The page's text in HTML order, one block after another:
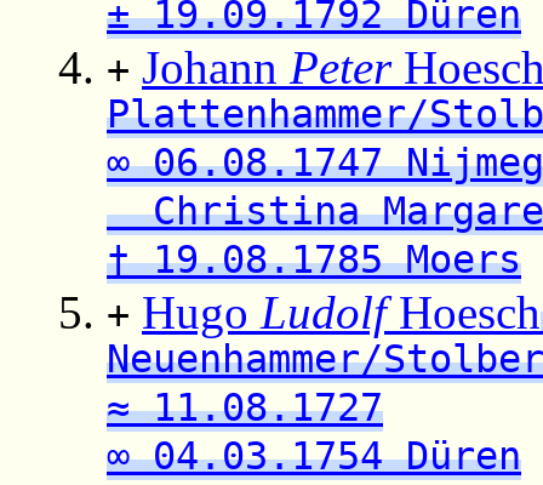
± 19.09.1792 Düren
+ Johann Peter
Plattenhammer/
∞ 06.08.1747
Christina
† 19.08.1785 Moers
+ Hugo LudolfHoesch
Neuenhammer/
≈ 11.08.1727
∞ 04.03.1754 Düren